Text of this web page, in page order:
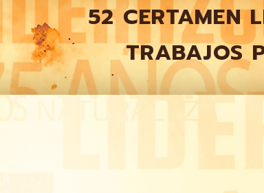
52 CERTAMEN
TRABAJOS